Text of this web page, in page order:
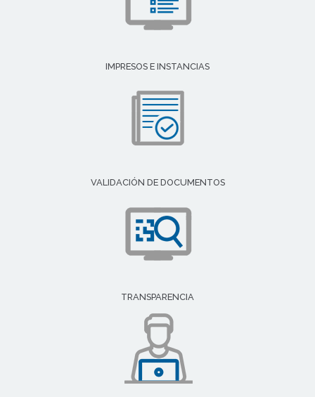
IMPRESOS E INSTANCIAS
VALIDACIÓN DE DOCUMENTOS
TRANSPARENCIA